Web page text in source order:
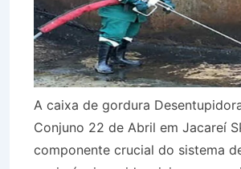
A caixa de gordura
Conjuno 22 de Abril em Jacareí
componente crucial do sistema